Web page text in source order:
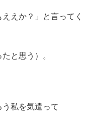
えか？」と言ってく
と思う）。
私を気遣って